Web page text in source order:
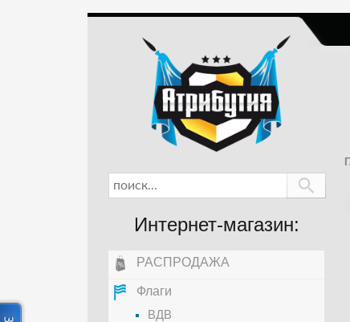
Интернет-магазин:
РАСПРОДАЖА
Флаги
ВДВ